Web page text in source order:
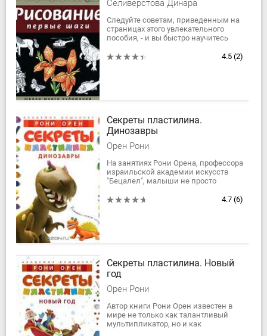
Селиверстова Динара
Следуйте советам, приведенным на
страницах этого увлекательного
пособия, - и вы быстро научитесь
рыбок, так и мощные космические
4.5 (2)
Секреты пластилина.
Динозавры
Орен Рони
На занятиях Рони Орена, профессора
израильской академии искусств
"Бецалел", малыши не просто
делают открытия и конечно же 4.7 (6)
Секреты пластилина. Новый
год
Орен Рони
Автор книги Рони Орен известен в
мире не только как талантливый
мультипликатор, но и как